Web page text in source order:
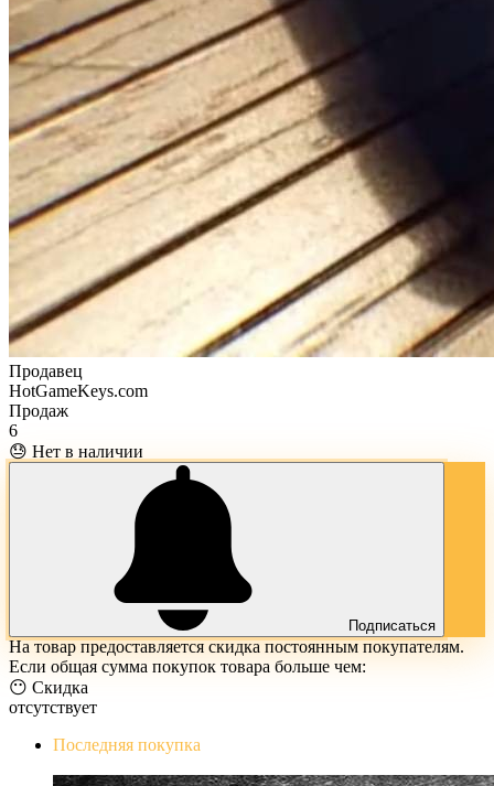
Продавец
HotGameKeys.com
Продаж
6
😓 Нет в наличии
Подписаться
На товар предоставляется скидка постоянным покупателям.
Если общая сумма покупок товара больше чем:
😶 Скидка
отсутствует
Последняя покупка